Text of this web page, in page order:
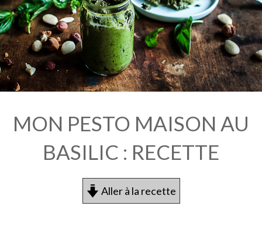
MON PESTO MAISON AU
BASILIC : RECETTE
Aller à la recette